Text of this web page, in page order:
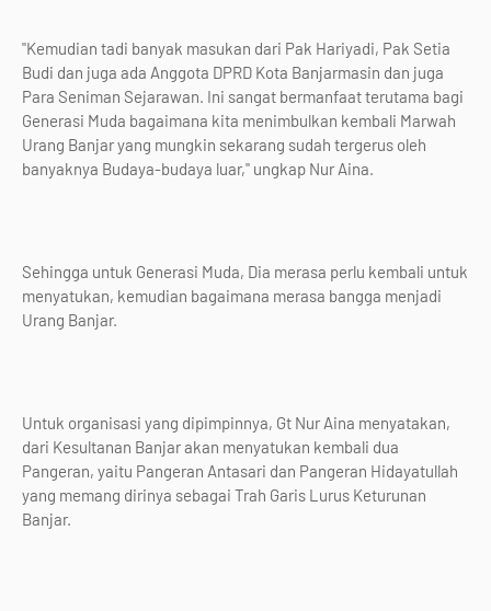
"Kemudian tadi banyak masukan dari Pak Hariyadi, Pak Setia
Budi dan juga ada Anggota DPRD Kota Banjarmasin dan juga
Para Seniman Sejarawan. Ini sangat bermanfaat terutama bagi
Generasi Muda bagaimana kita menimbulkan kembali Marwah
Urang Banjar yang mungkin sekarang sudah tergerus oleh
banyaknya Budaya-budaya luar," ungkap Nur Aina.
Sehingga untuk Generasi Muda, Dia merasa perlu kembali untuk
menyatukan, kemudian bagaimana merasa bangga menjadi
Urang Banjar.
Untuk organisasi yang dipimpinnya, Gt Nur Aina menyatakan,
dari Kesultanan Banjar akan menyatukan kembali dua
Pangeran, yaitu Pangeran Antasari dan Pangeran Hidayatullah
yang memang dirinya sebagai Trah Garis Lurus Keturunan
Banjar.